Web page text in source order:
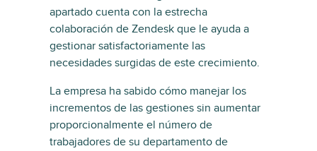
apartado cuenta con la estrecha
colaboración de Zendesk que le ayuda a
gestionar satisfactoriamente las
necesidades surgidas de este crecimiento.
La empresa ha sabido cómo manejar los
incrementos de las gestiones sin aumentar
proporcionalmente el número de
trabajadores de su departamento de